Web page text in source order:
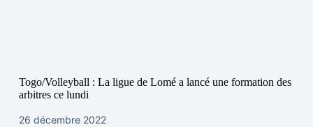
Togo/Volleyball : La ligue de Lomé a lancé une formation des
arbitres ce lundi
26 décembre 2022